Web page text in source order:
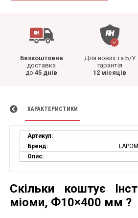
Безкоштовна
доставка
до 45 днів
Для нових та Б/У
гарантія
12 місяців
ХАРАКТЕРИСТИКИ
Артикул:
Бренд:
Опис:
Скільки коштує
міоми, Ф10×400 мм ?